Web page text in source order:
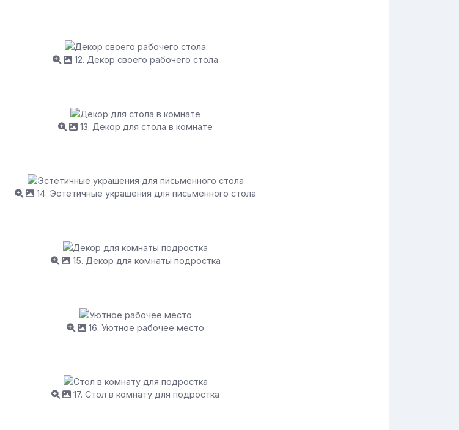
12. Декор своего рабочего стола
13. Декор для стола в комнате
14. Эстетичные украшения для письменного стола
15. Декор для комнаты подростка
16. Уютное рабочее место
17. Стол в комнату для подростка